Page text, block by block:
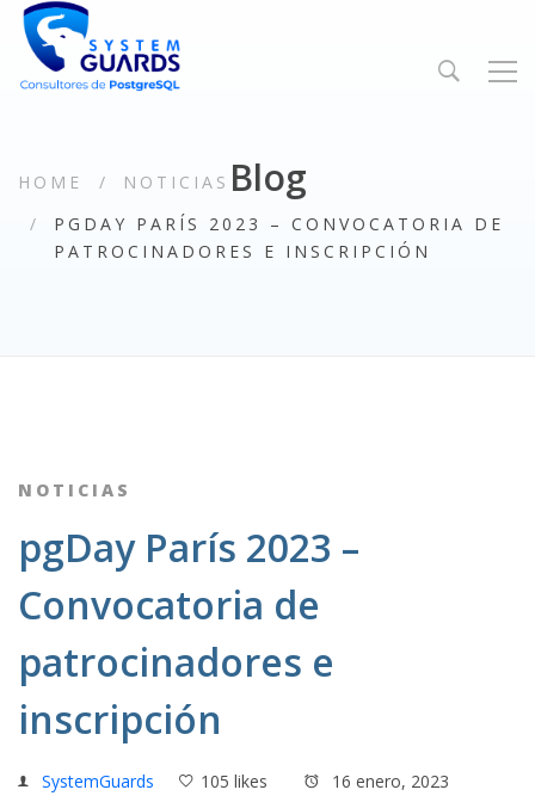
Blog
HOME
NOTICIAS
PGDAY PARÍS 2023 – CONVOCATORIA DE
PATROCINADORES E INSCRIPCIÓN
NOTICIAS
pgDay París 2023 –
Convocatoria de
patrocinadores e
inscripción
SystemGuards 105 likes 16 enero, 2023